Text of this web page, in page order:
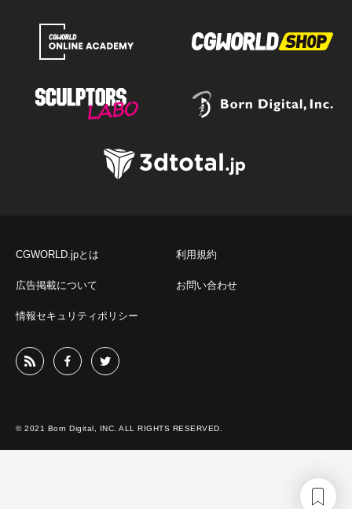
CGWORLD.jpとは 利用規約
広告掲載について お問い合わせ
情報セキュリティポリシー
© 2021 Born Digital, INC. ALL RIGHTS RESERVED.